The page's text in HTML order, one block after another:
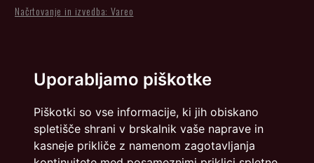
Uporabljamo piškotke
Piškotki so vse informacije, ki jih obiskano
spletišče shrani v brskalnik vaše naprave in
kasneje prikliče z namenom zagotavljanja
Načrtovanje in izvedba: Vareo